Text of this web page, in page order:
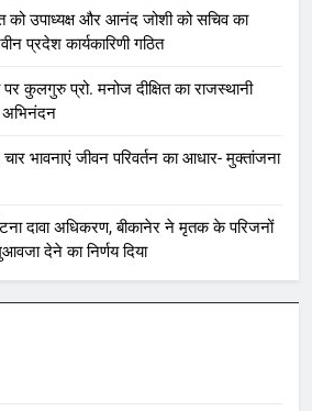
को उपाध्यक्ष और आनंद जोशी को सचिव का
प्रदेश कार्यकारिणी गठित
पर कुलगुरु प्रो. मनोज दीक्षित का राजस्थानी
अभिनंदन
भावनाएं जीवन परिवर्तन का आधार- मुक्तांजना
दावा अधिकरण, बीकानेर ने मृतक के परिजनों
देने का निर्णय दिया